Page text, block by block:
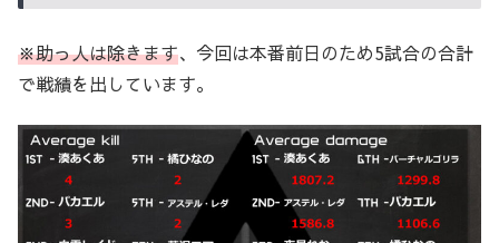
※助っ人は除きます、今回は本番前日のため5試合の合計
で戦績を出しています。